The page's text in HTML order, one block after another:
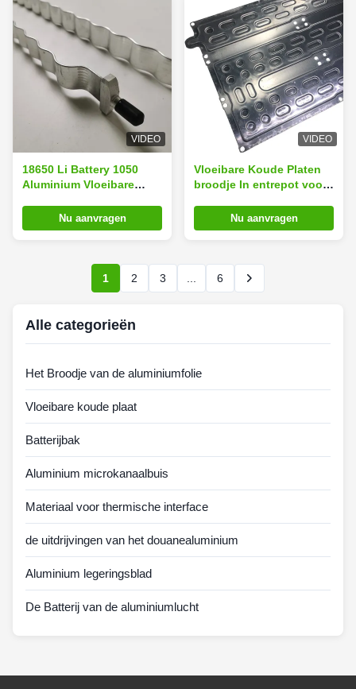
VIDEO
18650 Li Battery 1050
Aluminium Vloeibare
Nu aanvragen
VIDEO
Vloeibare Koude Platen
broodje In entrepot voor
Nu aanvragen
1 2 3 6
Alle categorieën
Het Broodje van de aluminiumfolie
Vloeibare koude plaat
Batterijbak
Aluminium microkanaalbuis
Materiaal voor thermische interface
de uitdrijvingen van het douanealuminium
Aluminium legeringsblad
De Batterij van de aluminiumlucht